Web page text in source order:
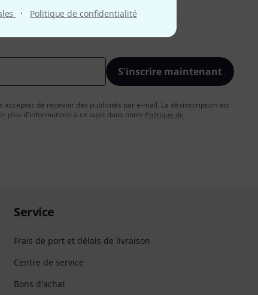
· Politique de confidentialité
S'inscrire maintenant
de recevoir des publicités par e-mail. La désinscription est
plus d'informations à ce sujet dans notre Politique de
Service
Frais de port et délais de livraison
Centre de service
Bons d'achat